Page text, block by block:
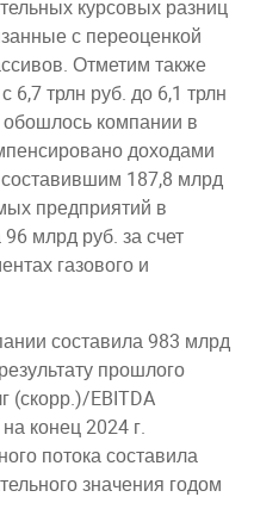
курсовых разниц
с переоценкой
Отметим также
6,7 трлн руб. до 6,1 трлн
обошлось компании в
доходами
187,8 млрд
предприятий в
млрд руб. за счет
газового и
составила 983 млрд
прошлого
(скорр.)/EBITDA
конец 2024 г.
потока составила
значения годом